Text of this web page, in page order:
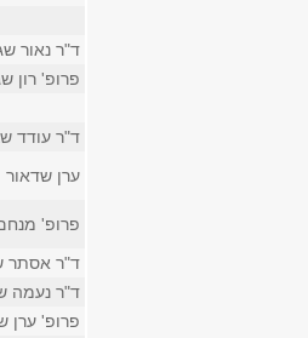
ד"ר נאור
פרופ' רון
ד"ר עודד
ערן שדאור
פרופ'
ד"ר אסתר
ד"ר נעמה
פרופ' ערן